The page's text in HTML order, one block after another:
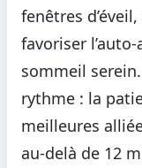
fenêtres
favoriser
sommeil
rythme : la
meilleures
au-delà de 12